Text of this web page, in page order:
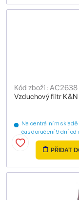
Vzduchový filtr
Kód zboží : AC2638
Na centrálním
čas doručení 9 dní od
PŘIDAT